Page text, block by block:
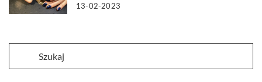
13-02-2023